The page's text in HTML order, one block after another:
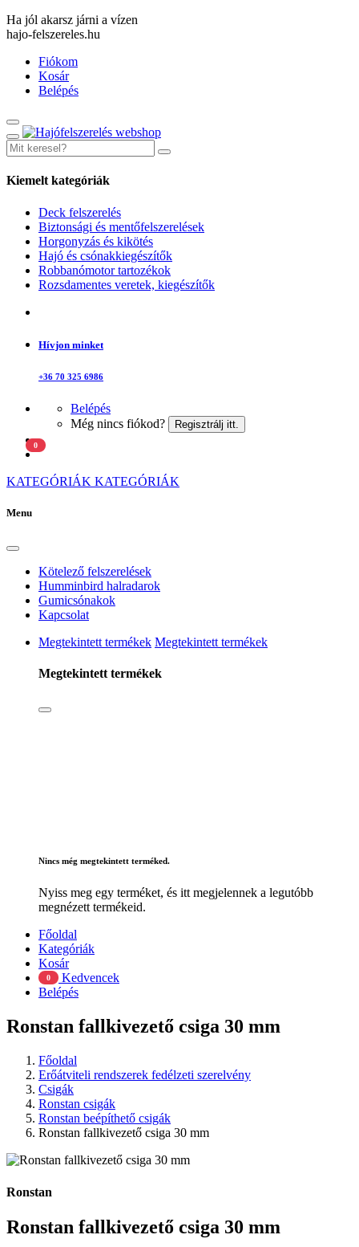
Ha jól akarsz járni a vízen
hajo-felszereles.hu
Fiókom
Kosár
Belépés
Kiemelt kategóriák
Deck felszerelés
Biztonsági és mentőfelszerelések
Horgonyzás és kikötés
Hajó és csónakkiegészítők
Robbanómotor tartozékok
Rozsdamentes veretek, kiegészítők
Hívjon minket
+36 70 325 6986
Belépés
Még nincs fiókod?
Regisztrálj itt.
0
KATEGÓRIÁK KATEGÓRIÁK
Menu
Kötelező felszerelések
Humminbird halradarok
Gumicsónakok
Kapcsolat
Megtekintett termékek Megtekintett termékek
Megtekintett termékek
Nincs még megtekintett terméked.
Nyiss meg egy terméket, és itt megjelennek a legutóbb
megnézett termékeid.
Főoldal
Kategóriák
Kosár
0
Kedvencek
Belépés
Ronstan fallkivezető csiga 30 mm
Főoldal
Erőátviteli rendszerek fedélzeti szerelvény
Csigák
Ronstan csigák
Ronstan beépíthető csigák
Ronstan fallkivezető csiga 30 mm
Ronstan
Ronstan fallkivezető csiga 30 mm